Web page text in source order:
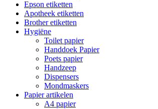
Epson etiketten
Apotheek etiketten
Brother etiketten
Hygiëne
Toilet papier
Handdoek Papier
Poets papier
Handzeep
Dispensers
Mondmaskers
Papier artikelen
A4 papier